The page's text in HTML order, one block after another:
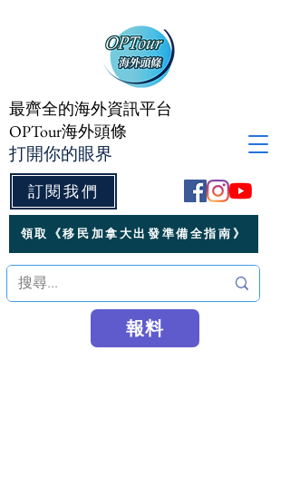
訂閱我們
最齊全的海外資訊平台
OPTour海外頭條
打開你的眼界
領取《移民加拿大出發準備全指南》
報料